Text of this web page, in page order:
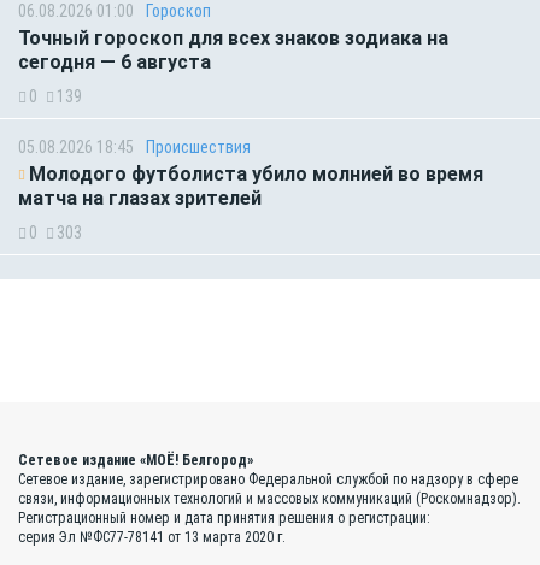
06.08.2026 01:00 Гороскоп
Точный гороскоп для всех знаков зодиака на
сегодня — 6 августа
0 139
05.08.2026 18:45 Происшествия
Молодого футболиста убило молнией во время
матча на глазах зрителей
0 303
Сетевое издание «МОЁ! Белгород»
Сетевое издание, зарегистрировано Федеральной службой по надзору в сфере
связи, информационных технологий и массовых коммуникаций (Роскомнадзор).
Регистрационный номер и дата принятия решения о регистрации:
серия Эл №ФС77-78141 от 13 марта 2020 г.